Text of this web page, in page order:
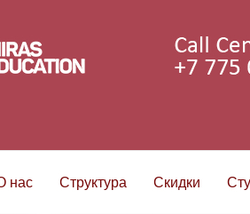
нас Структура Скидки